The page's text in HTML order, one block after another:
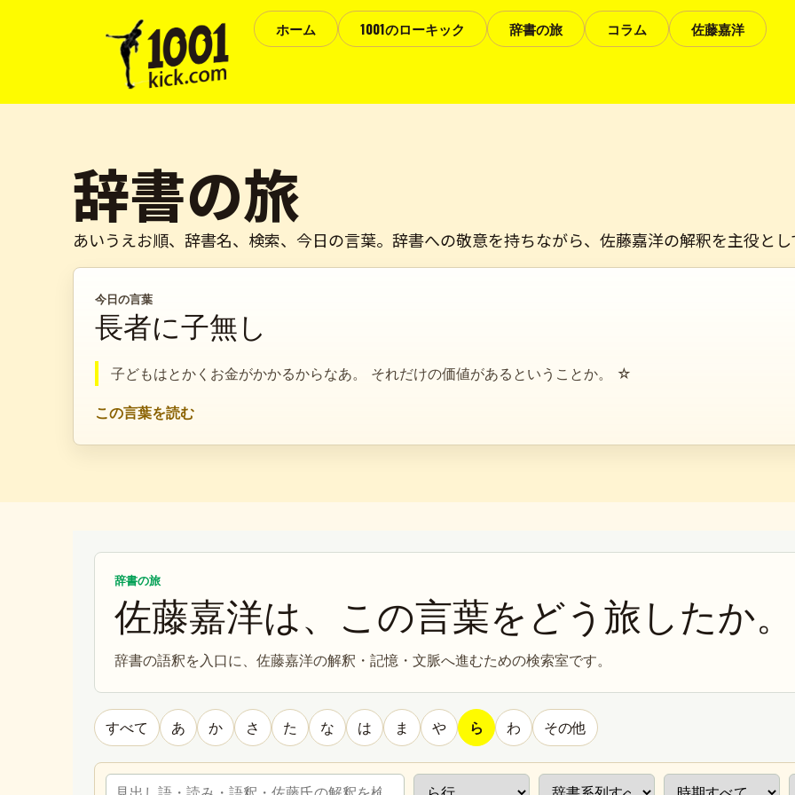
ホーム 1001のローキック 辞書の旅 コラム 佐藤嘉洋
辞書の旅
あいうえお順、辞書名、検索、今日の言葉。辞書への敬意を持ちながら、佐藤嘉洋の解釈を主役と
今日の言葉
長者に子無し
子どもはとかくお金がかかるからなあ。 それだけの価値があるということか。 ☆
この言葉を読む
辞書の旅
佐藤嘉洋は、この言葉をどう旅したか。
辞書の語釈を入口に、佐藤嘉洋の解釈・記憶・文脈へ進むための検索室です。
すべて あ か さ た な は ま や ら わ その他